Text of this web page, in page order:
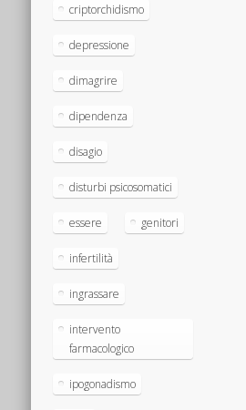
criptorchidismo
depressione
dimagrire
dipendenza
disagio
disturbi psicosomatici
essere genitori
infertilità
ingrassare
intervento
farmacologico
ipogonadismo